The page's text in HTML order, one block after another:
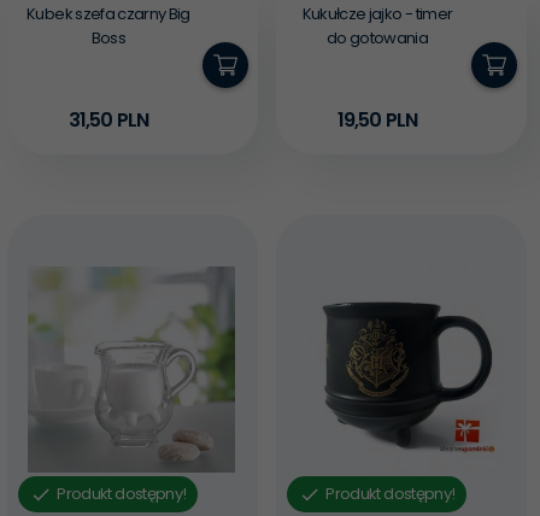
Kubek szefa czarny Big
Boss
31,50 PLN
Kukułcze jajko - timer
do gotowania
19,50 PLN
Produkt dostępny! Produkt dostępny!